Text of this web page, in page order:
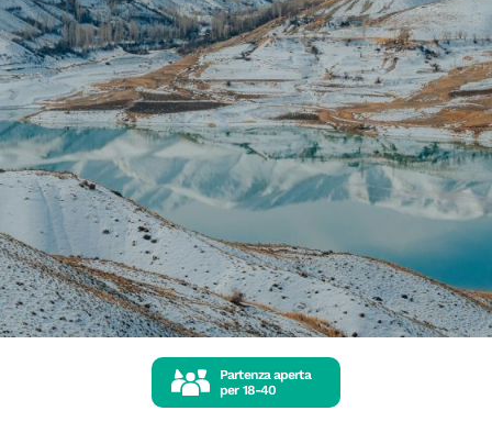
Partenza aperta
per 18-40